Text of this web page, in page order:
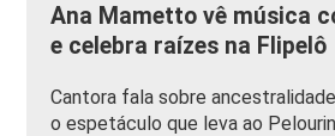
Ana Mametto vê música
e celebra raízes na Flipelô
Cantora fala sobre
o espetáculo que leva ao